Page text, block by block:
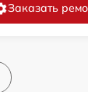
Заказать